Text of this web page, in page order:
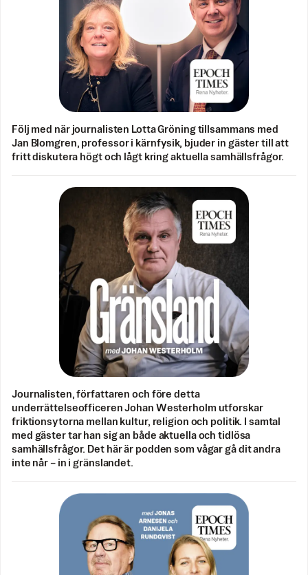
Följ med när journalisten Lotta Gröning tillsammans med
Jan Blomgren, professor i kärnfysik, bjuder in gäster till att
fritt diskutera högt och lågt kring aktuella samhällsfrågor.
Journalisten, författaren och före detta
underrättelseofficeren Johan Westerholm utforskar
friktionsytorna mellan kultur, religion och politik. I samtal
med gäster tar han sig an både aktuella och tidlösa
samhällsfrågor. Det här är podden som vågar gå dit andra
inte når – in i gränslandet.